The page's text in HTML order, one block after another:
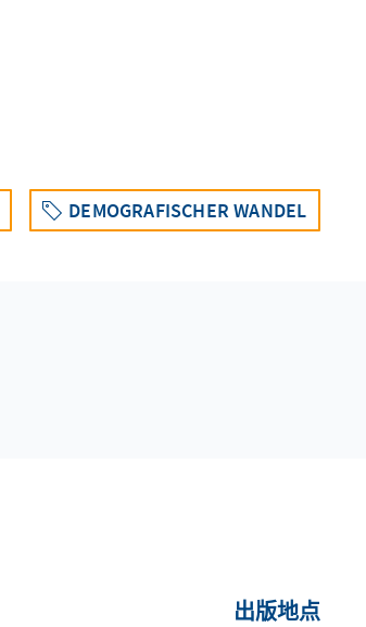
DEMOGRAFISCHER WANDEL
出版地点